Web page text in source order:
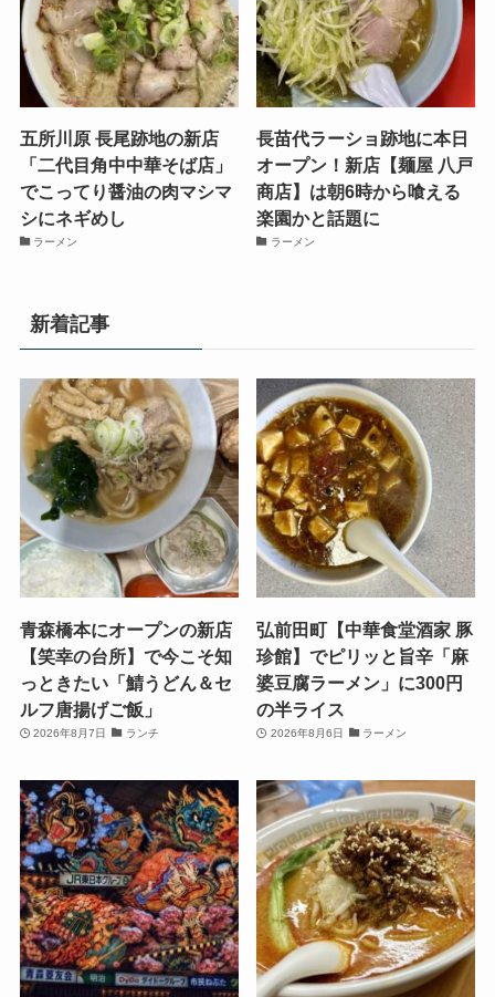
五所川原 長尾跡地の新店
「二代目角中中華そば店」
でこってり醤油の肉マシマ
シにネギめし
ラーメン
長苗代ラーショ跡地に本日
オープン！新店【麺屋 八戸
商店】は朝6時から喰える
楽園かと話題に
ラーメン
新着記事
青森橋本にオープンの新店
【笑幸の台所】で今こそ知
っときたい「鯖うどん＆セ
ルフ唐揚げご飯」
2026年8月7日 ランチ
弘前田町【中華食堂酒家 豚
珍館】でピリッと旨辛「麻
婆豆腐ラーメン」に300円
の半ライス
2026年8月6日 ラーメン